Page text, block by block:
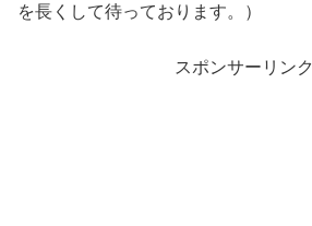
を長くして待っております。）
スポンサーリンク